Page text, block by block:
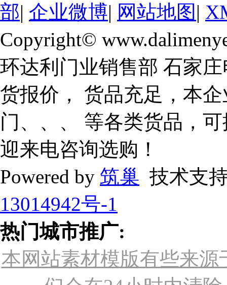
部| 企业微博| 网站地图 |
Copyright©
环达利门业销售部 石家
货报价， 货品充足，本
门、、、 等各类货品，
迎来电咨询选购！
Powered by 筑巢 技术支
13014942号-1
热门城市推广:
本网站素材模版有些来